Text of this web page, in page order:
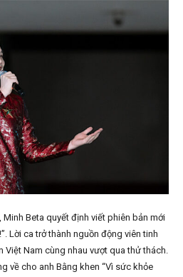
Minh Beta quyết định viết phiên bản mới
Lời ca trở thành nguồn động viên tinh
Việt Nam cùng nhau vượt qua thử thách.
về cho anh Bằng khen “Vì sức khỏe